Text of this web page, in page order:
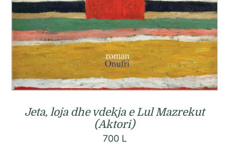
Jeta, loja dhe vdekja e Lul Mazrekut
(Aktori)
700 L